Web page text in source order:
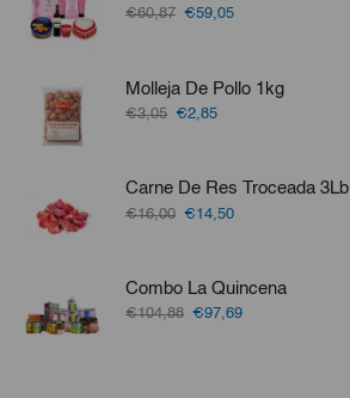
€60,87 El
€60,87.
€59,05El
€59,05.
Molleja De Pollo 1kg
€3,05 El
era:
€3,05.
€2,85El
€2,85.
Carne De Res Troceada 3Lb
€16,00 El
era:
€16,00.
€14,50El
es:
€14,50.
Combo La Quincena
€104,88 El
€97,69El